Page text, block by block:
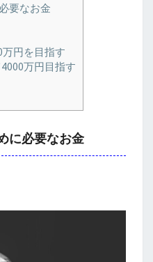
要なお金
円を目指す
万円目指す
に必要なお金